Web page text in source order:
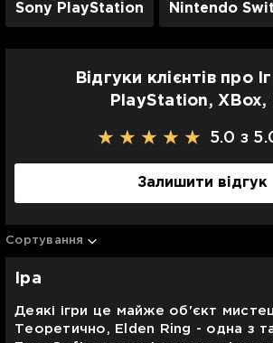
Sony PlayStation Nintendo
Відгуки клієнтів про
PlayStation, XBox,
5.0 з
Залишити відгук
Сортування
Іра
Деякі ігри це майже об'єкт
Теоретично, Elden Ring - одна з